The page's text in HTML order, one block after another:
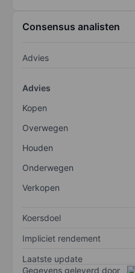
Consensus analisten
Advies
Advies
Kopen
Overwegen
Houden
Onderwegen
Verkopen
Koersdoel
Impliciet rendement
Laatste update
Gegevens geleverd door